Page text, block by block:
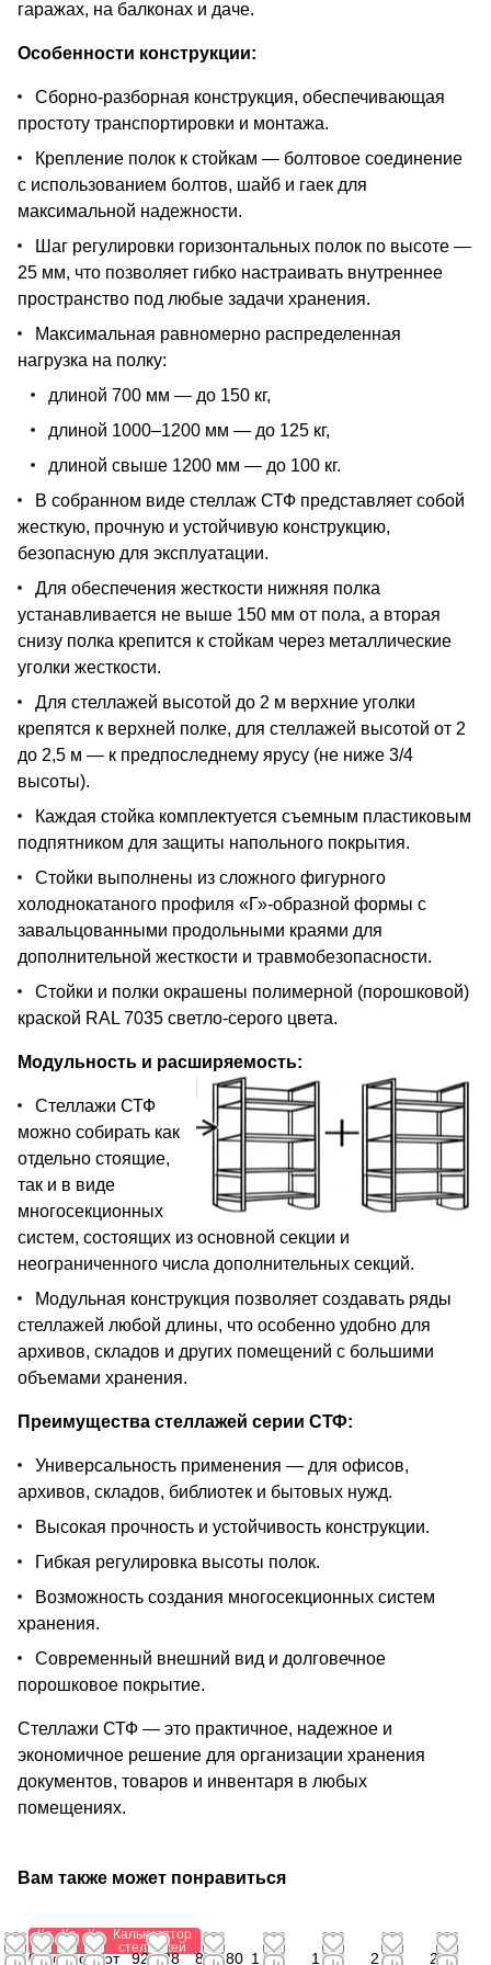
гаражах, на балконах и даче.
Особенности конструкции:
Сборно-разборная конструкция, обеспечивающая
простоту транспортировки и монтажа.
Крепление полок к стойкам — болтовое соединение
с использованием болтов, шайб и гаек для
максимальной надежности.
Шаг регулировки горизонтальных полок по высоте —
25 мм, что позволяет гибко настраивать внутреннее
пространство под любые задачи хранения.
Максимальная равномерно распределенная
нагрузка на полку:
длиной 700 мм — до 150 кг,
длиной 1000–1200 мм — до 125 кг,
длиной свыше 1200 мм — до 100 кг.
В собранном виде стеллаж СТФ представляет собой
жесткую, прочную и устойчивую конструкцию,
безопасную для эксплуатации.
Для обеспечения жесткости нижняя полка
устанавливается не выше 150 мм от пола, а вторая
снизу полка крепится к стойкам через металлические
уголки жесткости.
Для стеллажей высотой до 2 м верхние уголки
крепятся к верхней полке, для стеллажей высотой от 2
до 2,5 м — к предпоследнему ярусу (не ниже 3/4
высоты).
Каждая стойка комплектуется съемным пластиковым
подпятником для защиты напольного покрытия.
Стойки выполнены из сложного фигурного
холоднокатаного профиля «Г»-образной формы с
завальцованными продольными краями для
дополнительной жесткости и травмобезопасности.
Стойки и полки окрашены полимерной (порошковой)
краской RAL 7035 светло-серого цвета.
Модульность и расширяемость:
Стеллажи СТФ
можно собирать как
отдельно стоящие,
так и в виде
многосекционных
систем, состоящих из основной секции и
неограниченного числа дополнительных секций.
Модульная конструкция позволяет создавать ряды
стеллажей любой длины, что особенно удобно для
архивов, складов и других помещений с большими
объемами хранения.
Преимущества стеллажей серии СТФ:
Универсальность применения — для офисов,
архивов, складов, библиотек и бытовых нужд.
Высокая прочность и устойчивость конструкции.
Гибкая регулировка высоты полок.
Возможность создания многосекционных систем
хранения.
Современный внешний вид и долговечное
порошковое покрытие.
Стеллажи СТФ — это практичное, надежное и
экономичное решение для организации хранения
документов, товаров и инвентаря в любых
помещениях.
Вам также может понравиться
Калькулятор
стеллажей
0
Калькулятор
стеллажей
от
Калькулятор
стеллажей
от 1
Калькулятор
стеллажей
от
923,88
841,80 1
1
2
2